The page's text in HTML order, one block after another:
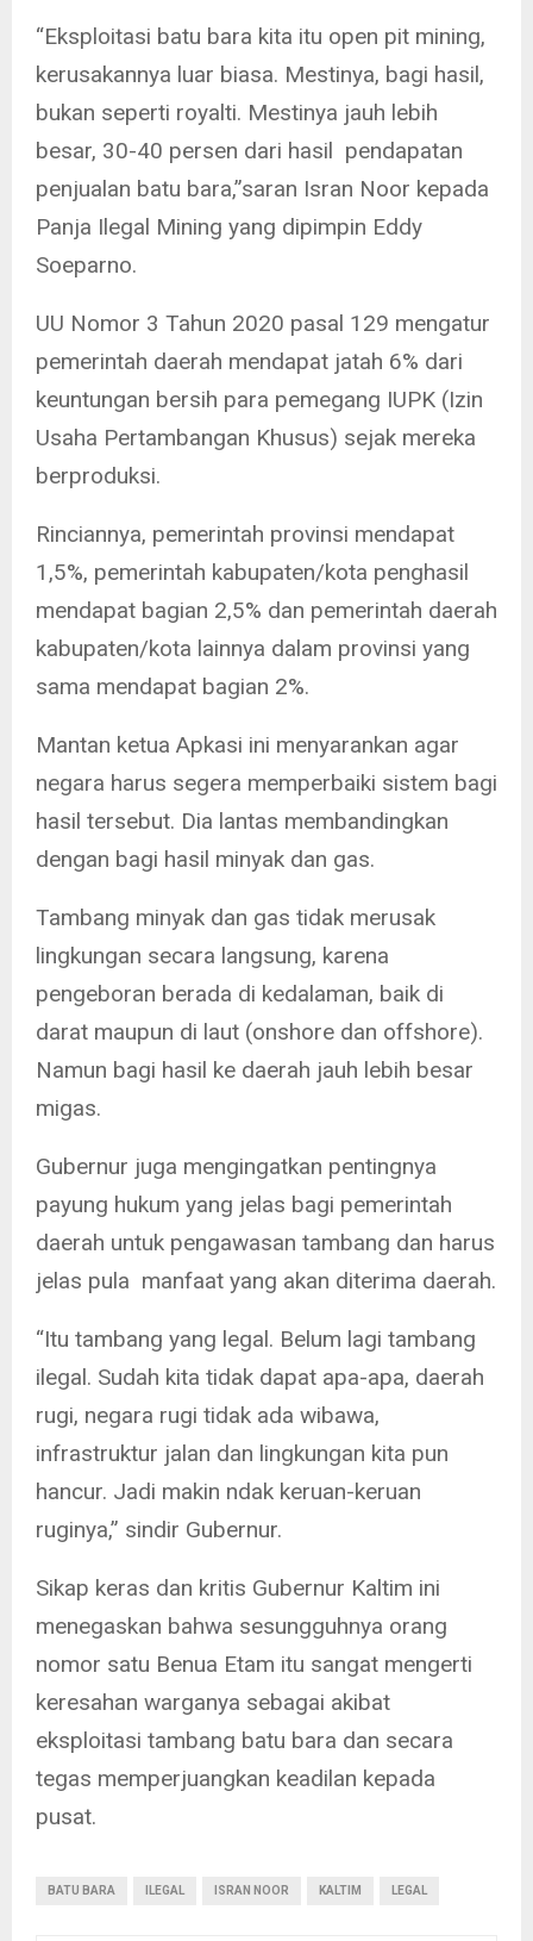
“Eksploitasi batu bara kita itu open pit mining,
kerusakannya luar biasa. Mestinya, bagi hasil,
bukan seperti royalti. Mestinya jauh lebih
besar, 30-40 persen dari hasil pendapatan
penjualan batu bara,”saran Isran Noor kepada
Panja Ilegal Mining yang dipimpin Eddy
Soeparno.
UU Nomor 3 Tahun 2020 pasal 129 mengatur
pemerintah daerah mendapat jatah 6% dari
keuntungan bersih para pemegang IUPK (Izin
Usaha Pertambangan Khusus) sejak mereka
berproduksi.
Rinciannya, pemerintah provinsi mendapat
1,5%, pemerintah kabupaten/kota penghasil
mendapat bagian 2,5% dan pemerintah daerah
kabupaten/kota lainnya dalam provinsi yang
sama mendapat bagian 2%.
Mantan ketua Apkasi ini menyarankan agar
negara harus segera memperbaiki sistem bagi
hasil tersebut. Dia lantas membandingkan
dengan bagi hasil minyak dan gas.
Tambang minyak dan gas tidak merusak
lingkungan secara langsung, karena
pengeboran berada di kedalaman, baik di
darat maupun di laut (onshore dan offshore).
Namun bagi hasil ke daerah jauh lebih besar
migas.
Gubernur juga mengingatkan pentingnya
payung hukum yang jelas bagi pemerintah
daerah untuk pengawasan tambang dan harus
jelas pula manfaat yang akan diterima daerah.
“Itu tambang yang legal. Belum lagi tambang
ilegal. Sudah kita tidak dapat apa-apa, daerah
rugi, negara rugi tidak ada wibawa,
infrastruktur jalan dan lingkungan kita pun
hancur. Jadi makin ndak keruan-keruan
ruginya,” sindir Gubernur.
Sikap keras dan kritis Gubernur Kaltim ini
menegaskan bahwa sesungguhnya orang
nomor satu Benua Etam itu sangat mengerti
keresahan warganya sebagai akibat
eksploitasi tambang batu bara dan secara
tegas memperjuangkan keadilan kepada
pusat.
BATU BARA ILEGAL ISRAN NOOR KALTIM LEGAL